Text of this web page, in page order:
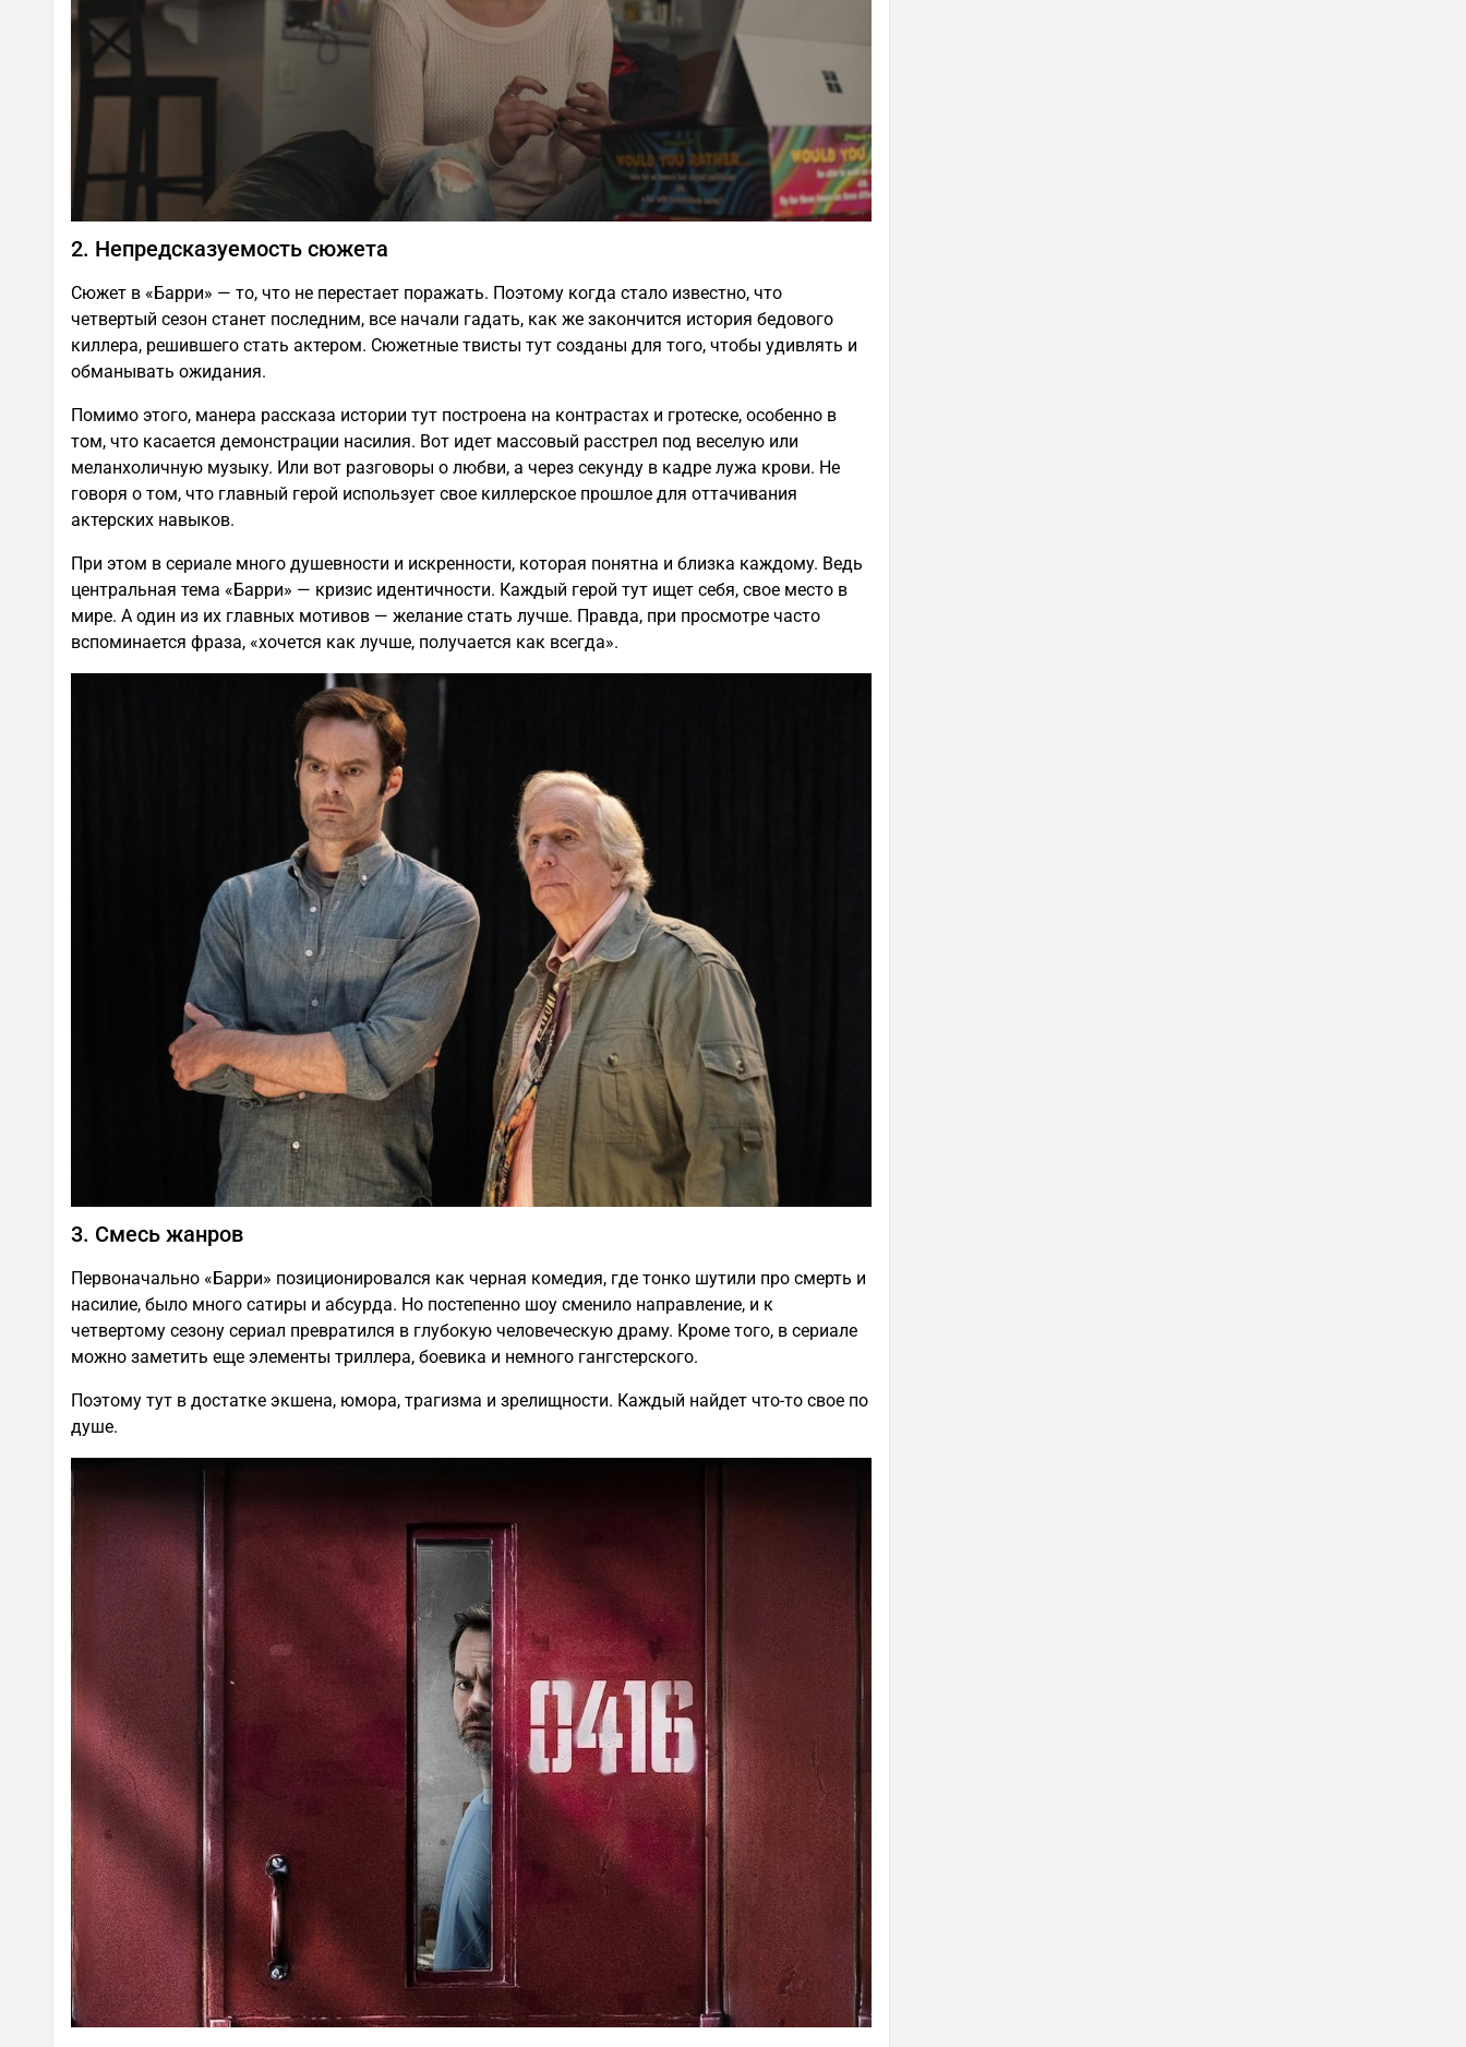
2. Непредсказуемость сюжета
Сюжет в «Барри» — то, что не перестает поражать. Поэтому когда стало известно, что
четвертый сезон станет последним, все начали гадать, как же закончится история бедового
киллера, решившего стать актером. Сюжетные твисты тут созданы для того, чтобы удивлять и
обманывать ожидания.
Помимо этого, манера рассказа истории тут построена на контрастах и гротеске, особенно в
том, что касается демонстрации насилия. Вот идет массовый расстрел под веселую или
меланхоличную музыку. Или вот разговоры о любви, а через секунду в кадре лужа крови. Не
говоря о том, что главный герой использует свое киллерское прошлое для оттачивания
актерских навыков.
При этом в сериале много душевности и искренности, которая понятна и близка каждому. Ведь
центральная тема «Барри» — кризис идентичности. Каждый герой тут ищет себя, свое место в
мире. А один из их главных мотивов — желание стать лучше. Правда, при просмотре часто
вспоминается фраза, «хочется как лучше, получается как всегда».
3. Смесь жанров
Первоначально «Барри» позиционировался как черная комедия, где тонко шутили про смерть и
насилие, было много сатиры и абсурда. Но постепенно шоу сменило направление, и к
четвертому сезону сериал превратился в глубокую человеческую драму. Кроме того, в сериале
можно заметить еще элементы триллера, боевика и немного гангстерского.
Поэтому тут в достатке экшена, юмора, трагизма и зрелищности. Каждый найдет что-то свое по
душе.